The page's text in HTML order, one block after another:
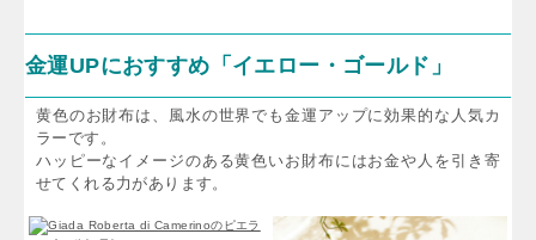
金運UPにおすすめ「イエロー・ゴールド」
黄色のお財布は、風水の世界でも金運アップに効果的な人気カ
ラーです。
ハッピーなイメージのある黄色いお財布にはお金や人を引き寄
せてくれる力があります。